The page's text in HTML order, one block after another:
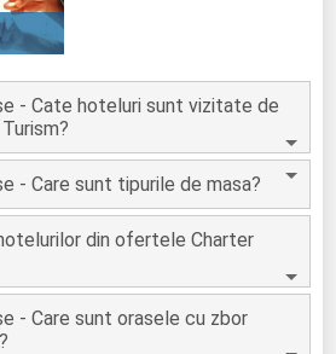
- Cate hoteluri sunt vizitate de
- Care sunt tipurile de masa?
din ofertele Charter
- Care sunt orasele cu zbor